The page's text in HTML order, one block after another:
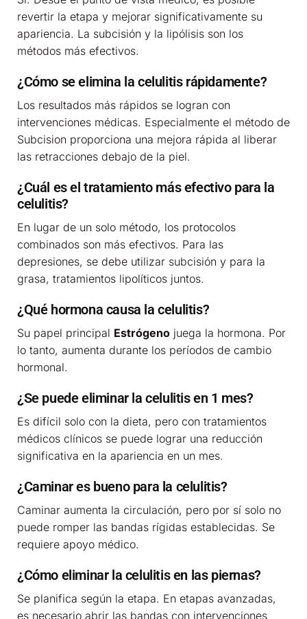
revertir la etapa y mejorar significativamente su
apariencia. La subcisión y la lipólisis son los
métodos más efectivos.
¿Cómo se elimina la celulitis rápidamente?
Los resultados más rápidos se logran con
intervenciones médicas. Especialmente el método de
Subcision proporciona una mejora rápida al liberar
las retracciones debajo de la piel.
¿Cuál es el tratamiento más efectivo para la
celulitis?
En lugar de un solo método, los protocolos
combinados son más efectivos. Para las
depresiones, se debe utilizar subcisión y para la
grasa, tratamientos lipolíticos juntos.
¿Qué hormona causa la celulitis?
Su papel principal Estrógeno juega la hormona. Por
lo tanto, aumenta durante los períodos de cambio
hormonal.
¿Se puede eliminar la celulitis en 1 mes?
Es difícil solo con la dieta, pero con tratamientos
médicos clínicos se puede lograr una reducción
significativa en la apariencia en un mes.
¿Caminar es bueno para la celulitis?
Caminar aumenta la circulación, pero por sí solo no
puede romper las bandas rígidas establecidas. Se
requiere apoyo médico.
¿Cómo eliminar la celulitis en las piernas?
Se planifica según la etapa. En etapas avanzadas,
es necesario abrir las bandas con intervenciones